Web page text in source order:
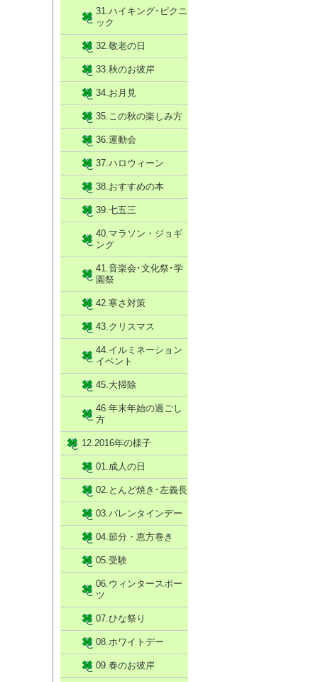
31.ハイキング･ピクニ
ック
32.敬老の日
33.秋のお彼岸
34.お月見
35.この秋の楽しみ方
36.運動会
37.ハロウィーン
38.おすすめの本
39.七五三
40.マラソン・ジョギ
ング
41.音楽会･文化祭･学
園祭
42.寒さ対策
43.クリスマス
44.イルミネーション
イベント
45.大掃除
46.年末年始の過ごし
方
12.2016年の様子
01.成人の日
02.とんど焼き･左義長
03.バレンタインデー
04.節分・恵方巻き
05.受験
06.ウィンタースポー
ツ
07.ひな祭り
08.ホワイトデー
09.春のお彼岸